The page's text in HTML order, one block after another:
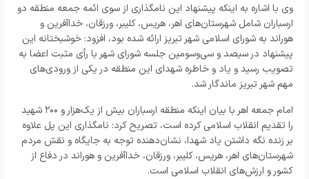
وی با اشاره به اینکه پیشنهاد این نامگذاری از سوی ائمه جمعه منطقه دو
ارسباران شامل شهرستان‌های اهر، هریس، کلیبر، ورزقان، خداآفرین و
هوراند به شورای اسلامی شهر تبریز ارائه شده بود، افزود: خوشبختانه این
پیشنهاد در سیصد و سی‌وسومین جلسه شورای شهر با رأی مثبت اعضا به
تصویب رسید و یاد و خاطره شهدای این منطقه در یکی از ورودی‌های
مهم شهر تبریز ماندگار شد.
امام جمعه اهر با بیان اینکه منطقه ارسباران بیش از یک‌هزار و ۲۰۰ شهید
را تقدیم انقلاب اسلامی کرده است، تصریح کرد: نامگذاری این پل علاوه
بر زنده نگه داشتن یاد شهدا، نشان‌دهنده توجه به جایگاه و نقش مردم
شهرستان‌های اهر، هریس، کلیبر، ورزقان، خداآفرین و هوراند در دفاع از
کشور و ارزش‌های انقلاب اسلامی است.